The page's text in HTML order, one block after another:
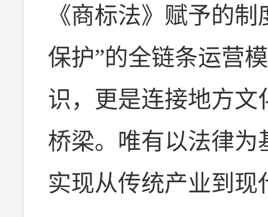
《商标法》赋予的
保护”的全链条运营
识，更是连接地方
桥梁。唯有以法律为
实现从传统产业到